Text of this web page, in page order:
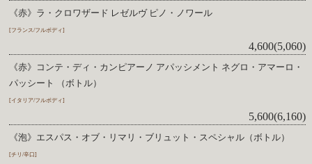
《赤》ラ・クロワザード レゼルヴ ピノ・ノワール
[フランス/フルボディ]
4,600(5,060)
《赤》コンテ・ディ・カンピアーノ アパッシメント ネグロ・アマーロ・
パッシート （ボトル）
[イタリア/フルボディ]
5,600(6,160)
《泡》エスパス・オブ・リマリ・ブリュット・スペシャル（ボトル）
[チリ/辛口]